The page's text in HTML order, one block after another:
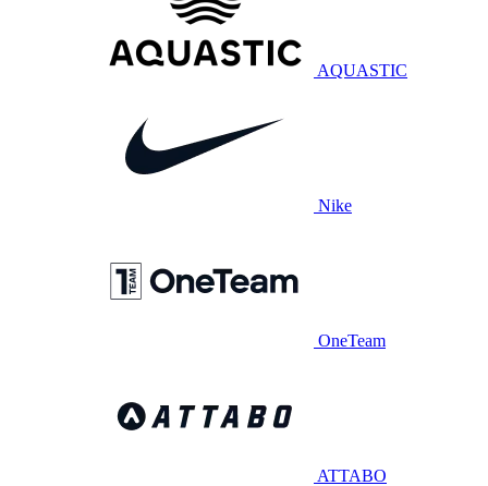
AQUASTIC
Nike
OneTeam
ATTABO